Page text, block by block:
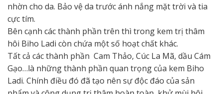
nhờn cho da. Bảo vệ da trước ánh nắng mặt trời và tia
cực tím.
Bên cạnh các thành phần trên thì trong kem trị thâm
hôi Biho Ladi còn chứa một số hoạt chất khác.
Tất cả các thành phần Cam Thảo, Cúc La Mã, dầu Cám
Gạo…là những thành phần quan trọng của kem Biho
Ladi. Chính điều đó đã tạo nên sự độc đáo của sản